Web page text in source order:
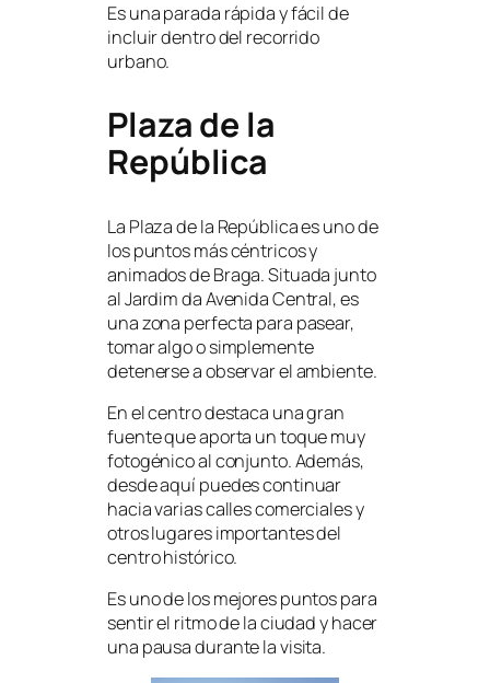
Es una parada rápida y fácil de
incluir dentro del recorrido
urbano.
Plaza de la
República
La Plaza de la República es uno de
los puntos más céntricos y
animados de Braga. Situada junto
al Jardim da Avenida Central, es
una zona perfecta para pasear,
tomar algo o simplemente
detenerse a observar el ambiente.
En el centro destaca una gran
fuente que aporta un toque muy
fotogénico al conjunto. Además,
desde aquí puedes continuar
hacia varias calles comerciales y
otros lugares importantes del
centro histórico.
Es uno de los mejores puntos para
sentir el ritmo de la ciudad y hacer
una pausa durante la visita.